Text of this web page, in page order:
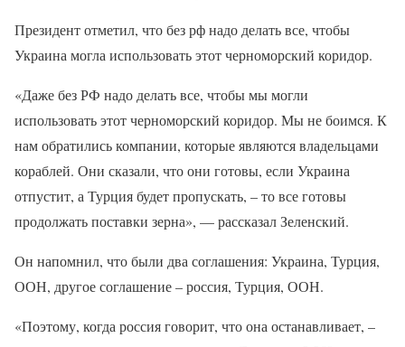
Президент отметил, что без рф надо делать все, чтобы
Украина могла использовать этот черноморский коридор.
«Даже без РФ надо делать все, чтобы мы могли
использовать этот черноморский коридор. Мы не боимся. К
нам обратились компании, которые являются владельцами
кораблей. Они сказали, что они готовы, если Украина
отпустит, а Турция будет пропускать, – то все готовы
продолжать поставки зерна», — рассказал Зеленский.
Он напомнил, что были два соглашения: Украина, Турция,
ООН, другое соглашение – россия, Турция, ООН.
«Поэтому, когда россия говорит, что она останавливает, –